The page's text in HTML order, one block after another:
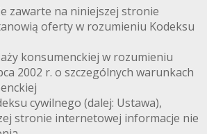
zawarte na niniejszej stronie
oferty w rozumieniu Kodeksu
konsumenckiej w rozumieniu
2002 r. o szczególnych warunkach
cywilnego (dalej: Ustawa),
stronie internetowej informacje nie